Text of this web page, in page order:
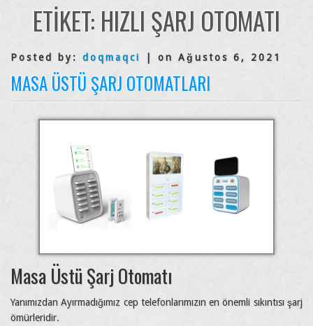
ETIKET: HIZLI ŞARJ OTOMATI
Posted by: doqmaqci | on Ağustos 6, 2021
MASA ÜSTÜ ŞARJ OTOMATLARI
Masa Üstü Şarj Otomatı
Yanımızdan Ayırmadığımız cep telefonlarımızın en önemli sıkıntısı şarj
ömürleridir.